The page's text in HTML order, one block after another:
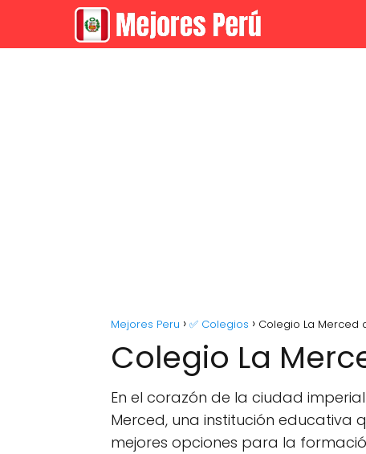
Mejores Peru ✅ Colegios Colegio La Merced
Colegio La
En el corazón de la ciudad
Merced, una institución educativa
mejores opciones para la